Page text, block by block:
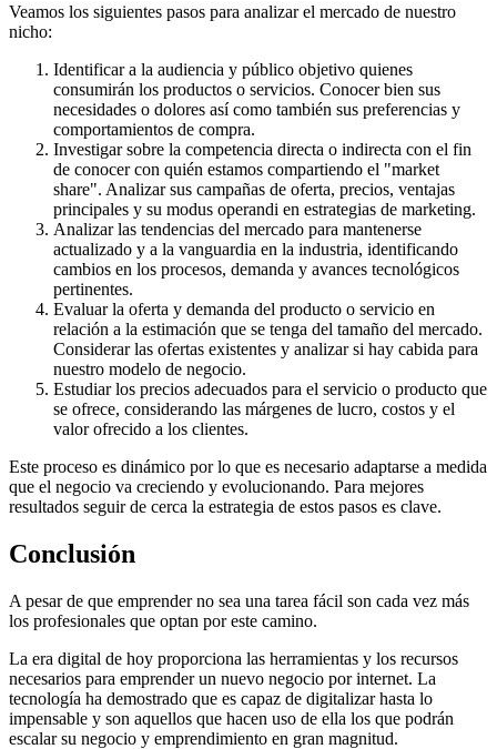
Veamos los siguientes pasos para analizar el mercado de nuestro
nicho:
Identificar a la audiencia y público objetivo quienes
consumirán los productos o servicios. Conocer bien sus
necesidades o dolores así como también sus preferencias y
comportamientos de compra.
Investigar sobre la competencia directa o indirecta con el fin
de conocer con quién estamos compartiendo el "market
share". Analizar sus campañas de oferta, precios, ventajas
principales y su modus operandi en estrategias de marketing.
Analizar las tendencias del mercado para mantenerse
actualizado y a la vanguardia en la industria, identificando
cambios en los procesos, demanda y avances tecnológicos
pertinentes.
Evaluar la oferta y demanda del producto o servicio en
relación a la estimación que se tenga del tamaño del mercado.
Considerar las ofertas existentes y analizar si hay cabida para
nuestro modelo de negocio.
Estudiar los precios adecuados para el servicio o producto que
se ofrece, considerando las márgenes de lucro, costos y el
valor ofrecido a los clientes.
Este proceso es dinámico por lo que es necesario adaptarse a medida
que el negocio va creciendo y evolucionando. Para mejores
resultados seguir de cerca la estrategia de estos pasos es clave.
Conclusión
A pesar de que emprender no sea una tarea fácil son cada vez más
los profesionales que optan por este camino.
La era digital de hoy proporciona las herramientas y los recursos
necesarios para emprender un nuevo negocio por internet. La
tecnología ha demostrado que es capaz de digitalizar hasta lo
impensable y son aquellos que hacen uso de ella los que podrán
escalar su negocio y emprendimiento en gran magnitud.